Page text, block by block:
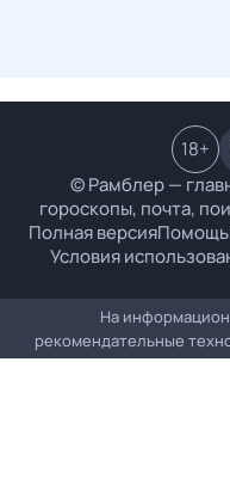
© Рамблер —
гороскопы, почта,
Полная версияПомощь
Условия
18+
На
рекомендательные